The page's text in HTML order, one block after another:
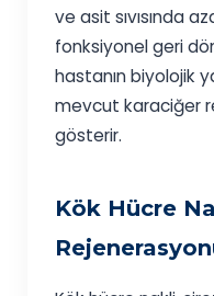
ve asit sıvısında
fonksiyonel geri
hastanın biyolojik
mevcut karaciğer
gösterir.
Kök Hücre